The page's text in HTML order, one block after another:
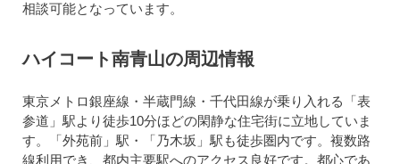
相談可能となっています。
ハイコート南青山の周辺情報
東京メトロ銀座線・半蔵門線・千代田線が乗り入れる「表
参道」駅より徒歩10分ほどの閑静な住宅街に立地していま
す。「外苑前」駅・「乃木坂」駅も徒歩圏内です。複数路
線利用でき、都内主要駅へのアクセス良好です。都心であ